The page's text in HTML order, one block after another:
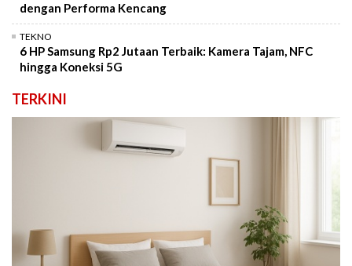
dengan Performa Kencang
TEKNO
6 HP Samsung Rp2 Jutaan Terbaik: Kamera Tajam, NFC
hingga Koneksi 5G
TERKINI